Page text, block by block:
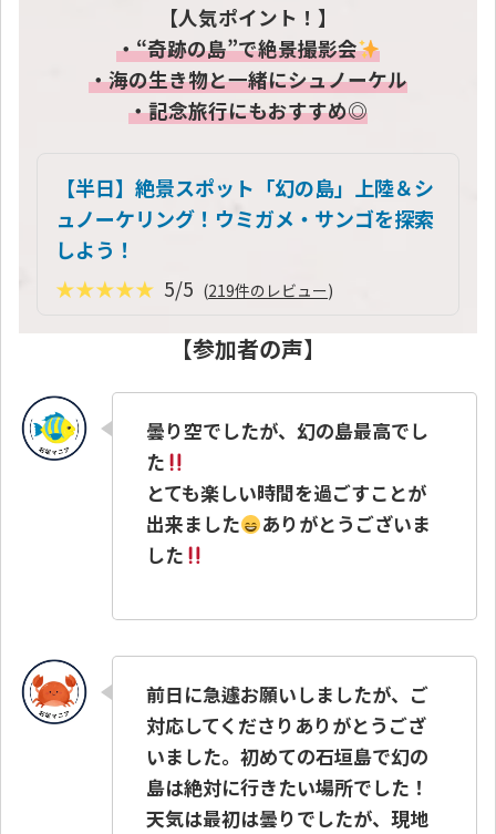
【人気ポイント！】
・“奇跡の島”で絶景撮影会
・海の生き物と一緒にシュノーケル
・記念旅行にもおすすめ◎
【半日】絶景スポット「幻の島」上陸＆シ
ュノーケリング！ウミガメ・サンゴを探索
しよう！
★★★★★ 5/5 (219件のレビュー)
【参加者の声】
曇り空でしたが、幻の島最高でし
た
とても楽しい時間を過ごすことが
出来ました
ありがとうございま
した
前日に急遽お願いしましたが、ご
対応してくださりありがとうござ
いました。初めての石垣島で幻の
島は絶対に行きたい場所でした！
天気は最初は曇りでしたが、現地